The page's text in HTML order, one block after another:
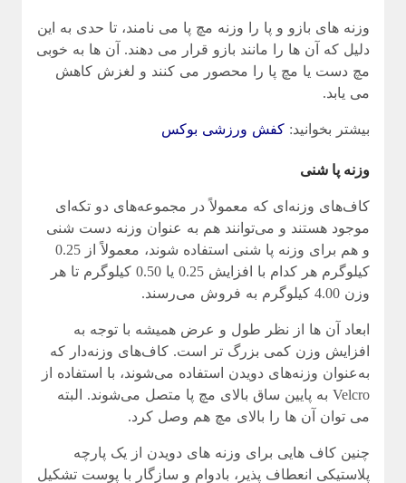
وزنه های بازو و پا را وزنه مچ پا می نامند، تا حدی به این
دلیل که آن ها را مانند بازو قرار می دهند. آن ها به خوبی
مچ دست یا مچ پا را محصور می کنند و لغزش کاهش
می یابد.
بیشتر بخوانید: کفش ورزشی بوکس
وزنه پا شنی
کاف‌های وزنه‌ای که معمولاً در مجموعه‌های دو تکه‌ای
موجود هستند و می‌توانند هم به عنوان وزنه دست شنی
و هم برای وزنه پا شنی استفاده شوند، معمولاً از 0.25
کیلوگرم هر کدام با افزایش 0.25 یا 0.50 کیلوگرم تا هر
وزن 4.00 کیلوگرم به فروش می‌رسند.
ابعاد آن ها از نظر طول و عرض همیشه با توجه به
افزایش وزن کمی بزرگ تر است. کاف‌های وزنه‌دار که
به‌عنوان وزنه‌های دویدن استفاده می‌شوند، با استفاده از
Velcro به پایین ساق بالای مچ پا متصل می‌شوند. البته
می توان آن ها را بالای مچ هم وصل کرد.
چنین کاف هایی برای وزنه های دویدن از یک پارچه
پلاستیکی انعطاف پذیر، بادوام و سازگار با پوست تشکیل